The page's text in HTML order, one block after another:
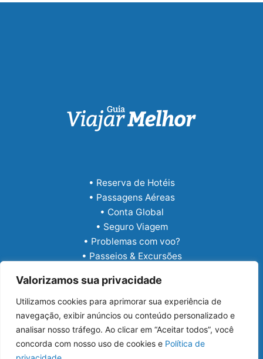
Valorizamos sua privacidade
Utilizamos cookies para aprimorar sua experiência de
navegação, exibir anúncios ou conteúdo personalizado e
analisar nosso tráfego. Ao clicar em “Aceitar todos”, você
concorda com nosso uso de cookies e Política de
• Reserva de Hotéis
• Passagens Aéreas
• Conta Global
• Seguro Viagem
• Problemas com voo?
• Passeios & Excursões